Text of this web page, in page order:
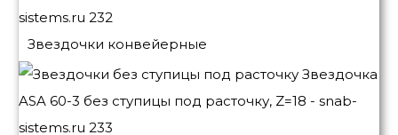
Звездочки конвейерные